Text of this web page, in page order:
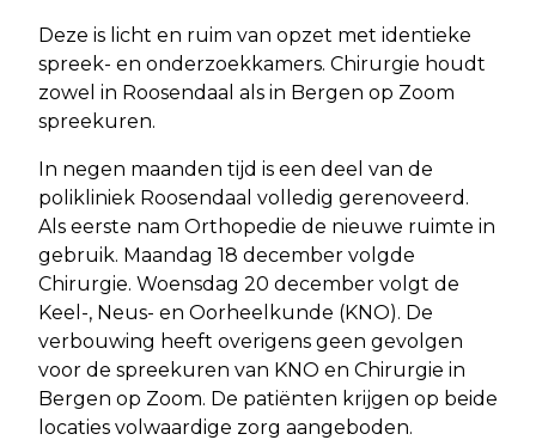
Deze is licht en ruim van opzet met identieke
spreek- en onderzoekkamers. Chirurgie houdt
zowel in Roosendaal als in Bergen op Zoom
spreekuren.
In negen maanden tijd is een deel van de
polikliniek Roosendaal volledig gerenoveerd.
Als eerste nam Orthopedie de nieuwe ruimte in
gebruik. Maandag 18 december volgde
Chirurgie. Woensdag 20 december volgt de
Keel-, Neus- en Oorheelkunde (KNO). De
verbouwing heeft overigens geen gevolgen
voor de spreekuren van KNO en Chirurgie in
Bergen op Zoom. De patiënten krijgen op beide
locaties volwaardige zorg aangeboden.